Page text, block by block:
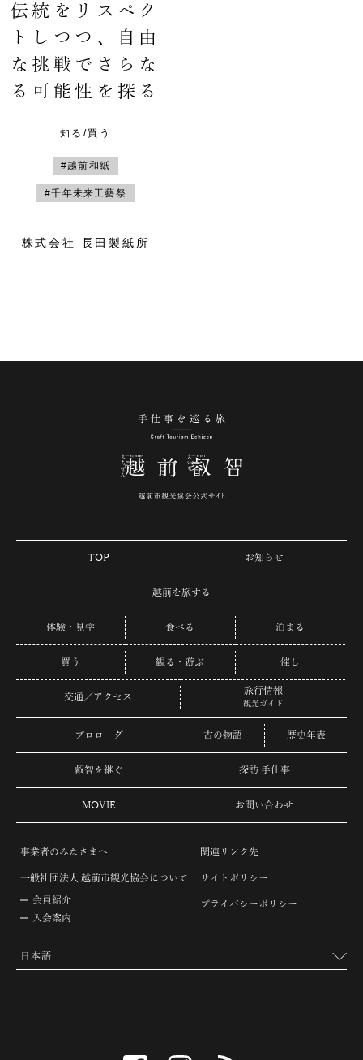
伝統をリスペク
トしつつ、自由
な挑戦でさらな
る可能性を探る
知る/買う
#越前和紙
#千年未来工藝祭
株式会社 長田製紙所
TOP お知らせ
越前を旅する
体験・見学 食べる 泊まる
買う 観る・遊ぶ 催し
交通／アクセス
旅行情報
観光ガイド
プロローグ 古の物語 歴史年表
叡智を継ぐ 探訪 手仕事
MOVIE お問い合わせ
事業者のみなさまへ
一般社団法人 越前市観光協会について
会員紹介
入会案内
関連リンク先
サイトポリシー
プライバシーポリシー